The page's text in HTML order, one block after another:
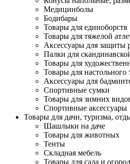
Медицинболы
Бодибары
Товары для единоборств
Товары для тяжелой
Аксессуары для защиты
Палки для
Товары для
Товары для настольного
Аксессуары для
Спортивные сумки
Товары для зимних
Спортивные аксессуары
Товары для дачи, туризма,
Шашлыки на даче
Товары для животных
Тенты
Складная мебель
Товары для сада и